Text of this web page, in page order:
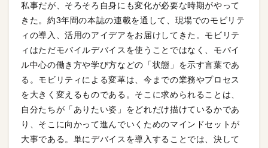
私事だが、そろそろ自身にも変化が必要な時期がやって
きた。約3年間の本誌の連載を通して、現場でのモビリテ
ィの導入、活用のアイデアをお届けしてきた。モビリテ
ィはただモバイルデバイスを使うことではなく、モバイ
ル中心の働き方や学び方などの「状態」を示す言葉であ
る。モビリティによる変革は、今までの業務やプロセス
を大きく変えるものである。そこに求められることは、
自分たちが「ありたい姿」をどれだけ描けているかであ
り、そこに向かって進んでいくためのマインドセットが
大事である。単にデバイスを導入することでは、決して